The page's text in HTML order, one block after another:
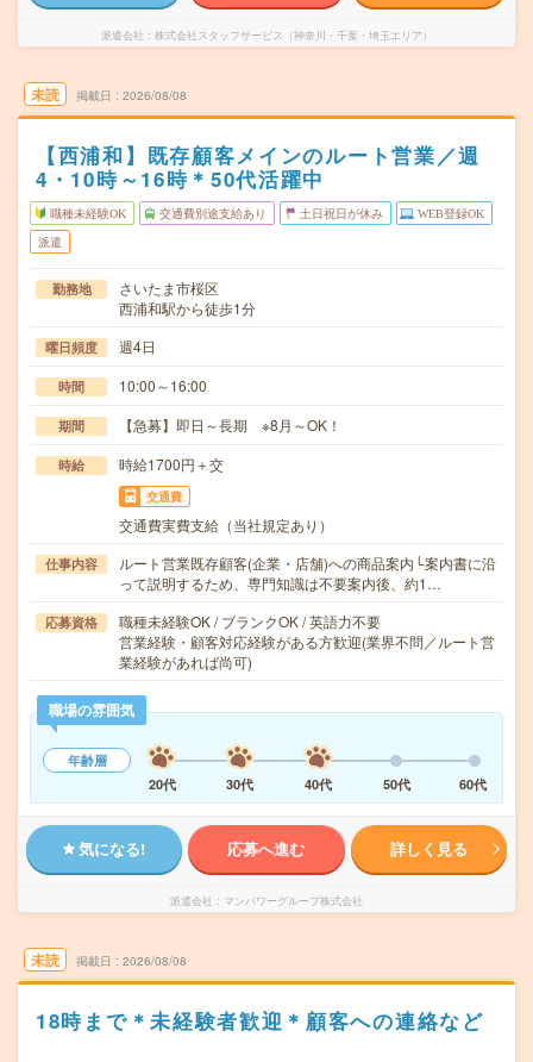
派遣会社 株式会社スタッフサービス（神奈川・千葉・埼玉エリア）
未読 掲載日 2026/08/08
【西浦和】既存顧客メインのルート営業／週
4・10時～16時＊50代活躍中
職種未経験OK 交通費別途支給あり 土日祝日が休み WEB登録OK
派遣
勤務地
さいたま市桜区
西浦和駅から徒歩1分
曜日頻度 週4日
時間 10:00～16:00
期間 【急募】即日～長期 ※8月～OK！
時給 時給1700円＋交
交通費
交通費実費支給（当社規定あり）
仕事内容
ルート営業既存顧客(企業・店舗)への商品案内└案内書に沿
って説明するため、専門知識は不要案内後、約1…
応募資格
職種未経験OK / ブランクOK / 英語力不要
営業経験・顧客対応経験がある方歓迎(業界不問／ルート営
業経験があれば尚可)
職場の雰囲気
年齢層
20代
30代 40代 50代 60代
気になる! 応募へ進む 詳しく見る
派遣会社 マンパワーグループ株式会社
未読 掲載日 2026/08/08
18時まで＊未経験者歓迎＊顧客への連絡など